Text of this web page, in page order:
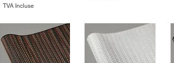
TVA Incluse